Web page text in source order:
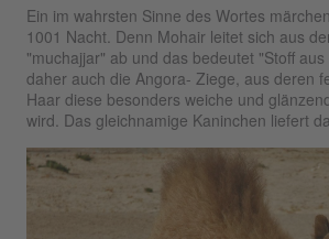
Ein im wahrsten Sinne des Wortes
1001 Nacht. Denn Mohair leitet sich aus
"muchajjar" ab und das bedeutet "Stoff
daher auch die Angora- Ziege, aus deren
Haar diese besonders weiche und
wird. Das gleichnamige Kaninchen liefert